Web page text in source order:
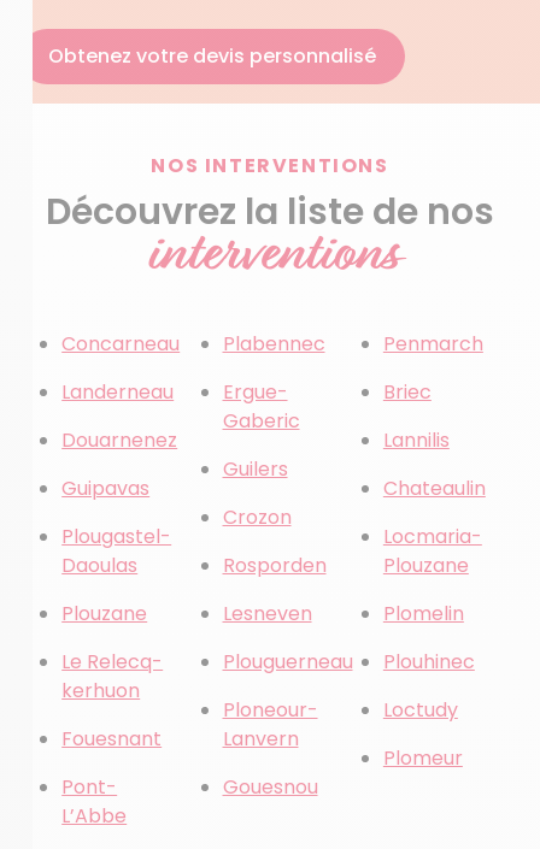
Obtenez votre devis personnalisé
NOS INTERVENTIONS
Découvrez la liste de nos
interventions
Concarneau
Landerneau
Douarnenez
Guipavas
Plougastel-
Daoulas
Plouzane
Le Relecq-
kerhuon
Fouesnant
Pont-
L’Abbe
Plabennec
Ergue-
Gaberic
Guilers
Crozon
Rosporden
Lesneven
Plouguerneau
Ploneour-
Lanvern
Gouesnou
Penmarch
Briec
Lannilis
Chateaulin
Locmaria-
Plouzane
Plomelin
Plouhinec
Loctudy
Plomeur